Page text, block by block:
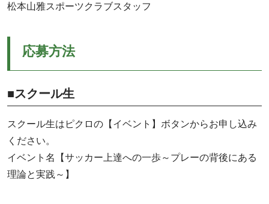
松本山雅スポーツクラブスタッフ
応募方法
■スクール生
スクール生はピクロの【イベント】ボタンからお申し込み
ください。
イベント名【サッカー上達への一歩～プレーの背後にある
理論と実践～】